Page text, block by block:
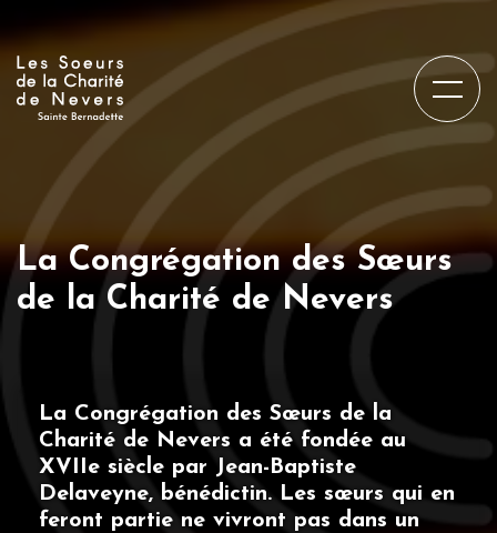
La Congrégation des Sœurs
de la Charité de Nevers
La Congrégation des Sœurs de la
Charité de Nevers a été fondée au
XVIIe siècle par Jean-Baptiste
Delaveyne, bénédictin. Les sœurs qui en
feront partie ne vivront pas dans un